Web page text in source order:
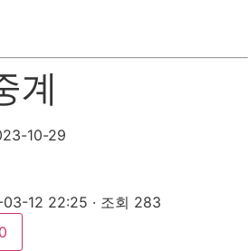
계
10-29
03-12 22:25 · 조회 283
0